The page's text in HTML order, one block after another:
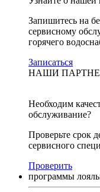
Запишитесь на
сервисному
горячего
Записаться
НАШИ
Необходим
обслуживание?
Проверьте срок
сервисного
Проверить
программы